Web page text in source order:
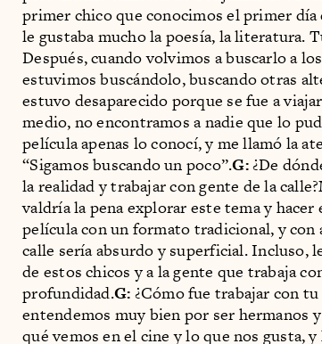
primer chico que conocimos el primer día
le gustaba mucho la poesía, la literatura.
Después, cuando volvimos a buscarlo a
estuvimos buscándolo, buscando otras
estuvo desaparecido porque se fue a
medio, no encontramos a nadie que lo
película apenas lo conocí, y me llamó la
“Sigamos buscando un poco”.G:¿De
la realidad y trabajar con gente de la calle?
valdría la pena explorar este tema y
película con un formato tradicional, y
calle sería absurdo y superficial. Incluso,
de estos chicos y a la gente que trabaja
profundidad.G: ¿Cómo fue trabajar con
entendemos muy bien por ser hermanos
qué vemos en el cine y lo que nos gusta,